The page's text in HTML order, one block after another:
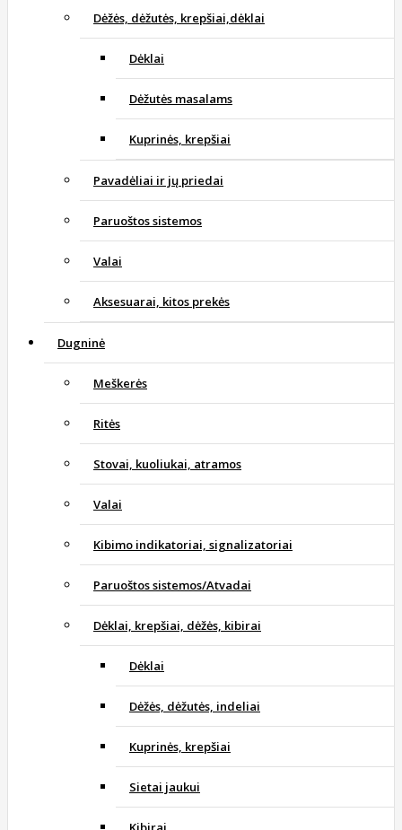
Dėžės, dėžutės, krepšiai,dėklai
Dėklai
Dėžutės masalams
Kuprinės, krepšiai
Pavadėliai ir jų priedai
Paruoštos sistemos
Valai
Aksesuarai, kitos prekės
Dugninė
Meškerės
Ritės
Stovai, kuoliukai, atramos
Valai
Kibimo indikatoriai, signalizatoriai
Paruoštos sistemos/Atvadai
Dėklai, krepšiai, dėžės, kibirai
Dėklai
Dėžės, dėžutės, indeliai
Kuprinės, krepšiai
Sietai jaukui